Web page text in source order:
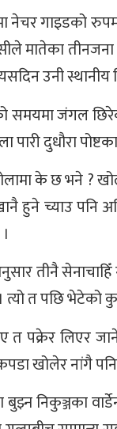
गाइडको
मातेका
उनी
समयमा जंगल
दुधौरा
के छ भने ?
हुने च्याउ पनि
तीनै
त पछि भेटेको
पक्रेर लिएर
खोलेर नांगै पनि
निकुञ्जका